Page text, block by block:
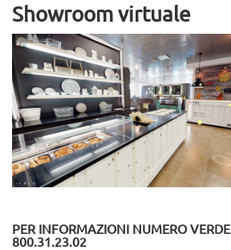
Showroom virtuale
PER INFORMAZIONI NUMERO VERDE
800.31.23.02